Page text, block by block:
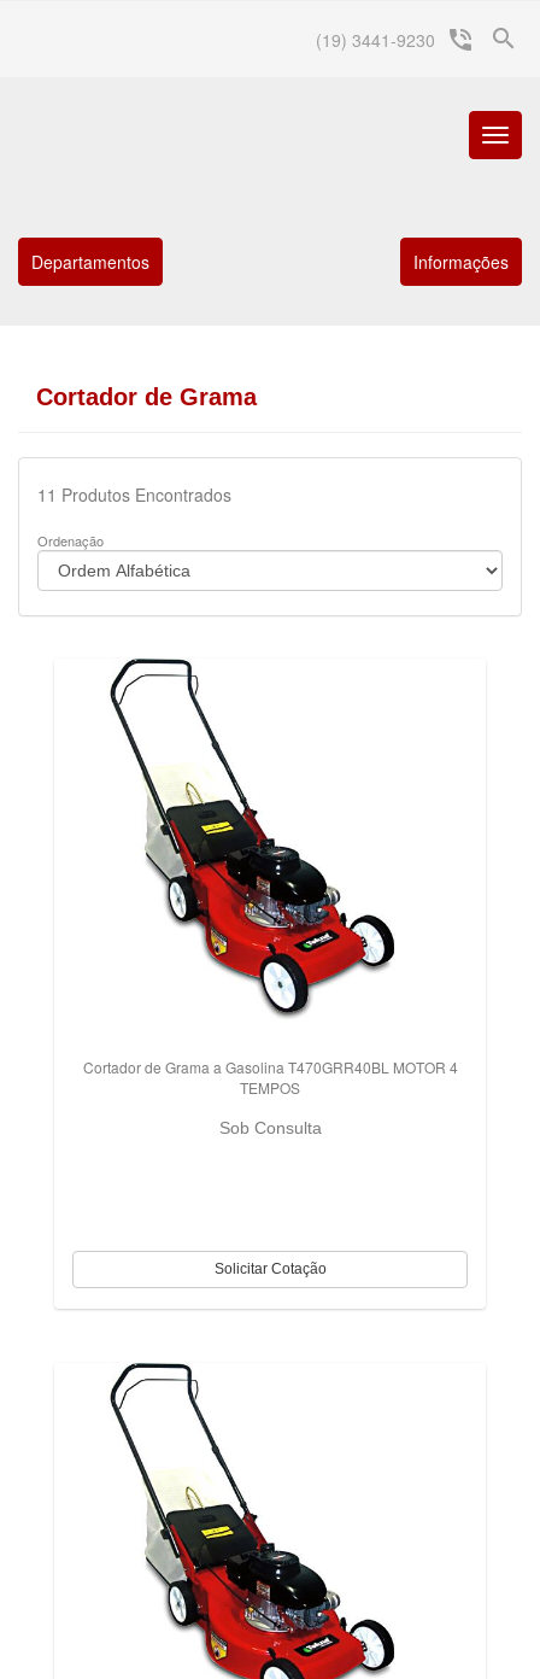
search
(19) 3441-9230 phone_in_talk
Menu
Departamentos Informações
Cortador de Grama
11 Produtos Encontrados
Ordenação
Cortador de Grama a Gasolina T470GRR40BL MOTOR 4
TEMPOS
Sob Consulta